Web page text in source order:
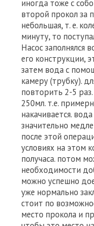
иногда тоже с
второй прокол за
небольшая, т. е.
минуту, то
Насос заполнялся
его конструкции,
затем вода с
камеру (трубку).
повторить 2-5
250мл. т.е.
накачивается.
значительно
после этой
условиях на этом
получаса. потом
необходимости
можно успешно
уже нормально
стоит по
место прокола и